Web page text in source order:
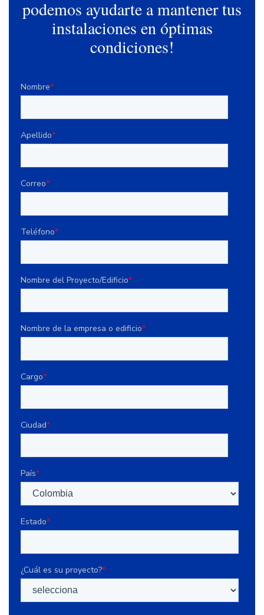
podemos ayudarte a mantener tus
instalaciones en óptimas
condiciones!
Nombre*
Apellido*
Correo*
Teléfono*
Nombre del Proyecto/Edificio*
Nombre de la empresa o edificio*
Cargo*
Ciudad*
País*
Estado*
¿Cuál es su proyecto?*